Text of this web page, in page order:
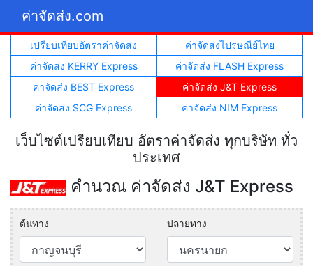
ค่าจัดส่ง.com
เปรียบเทียบอัตราค่าจัดส่ง
ค่าจัดส่งไปรษณีย์ไทย
ค่าจัดส่ง KERRY Express
ค่าจัดส่ง FLASH Express
ค่าจัดส่ง BEST Express
ค่าจัดส่ง J&T Express
ค่าจัดส่ง SCG Express
ค่าจัดส่ง NIM Express
เว็บไซต์เปรียบเทียบ อัตราค่าจัดส่ง ทุกบริษัท ทั่ว
ประเทศ
คำนวณ ค่าจัดส่ง J&T Express
ต้นทาง ปลายทาง